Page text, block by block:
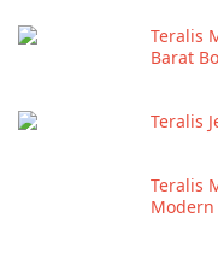
Teralis
Barat
Teralis
Teralis
Modern